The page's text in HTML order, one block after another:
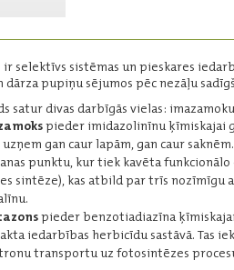
ir selektīvs sistēmas un pieskares
dārza pupiņu sējumos pēc nezāļu
satur divas darbīgās vielas:
pieder imidazolinīnu ķīmiskajai
uzņem gan caur lapām, gan caur
punktu, kur tiek kavēta
sintēze), kas atbild par trīs nozīmīgu
pieder benzotiadiazīna
iedarbības herbicīdu sastāvā. Tas
transportu uz fotosintēzes
Darbīgās
Iepakojums:
Lasīt